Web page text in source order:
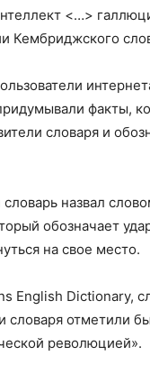
<…>
Кембриджского
факты,
словаря и
назвал
обозначает
на свое место.
English Dictionary,
словаря отметили
революцией».